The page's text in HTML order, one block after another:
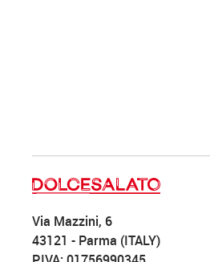
Via Mazzini, 6
43121 - Parma (ITALY)